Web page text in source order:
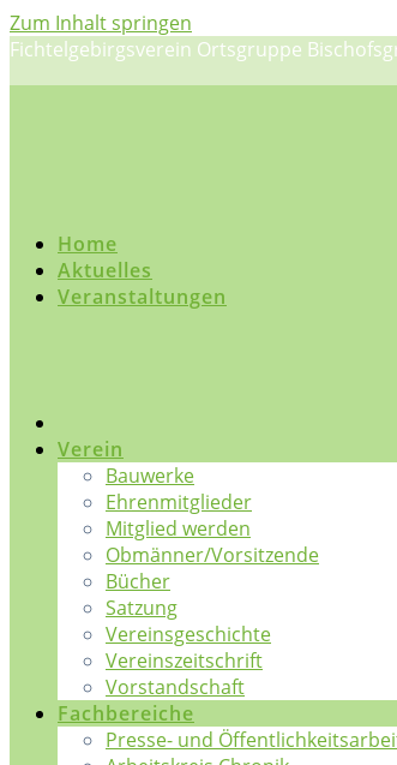
Zum Inhalt springen
Fichtelgebirgsverein Ortsgruppe
Home
Aktuelles
Veranstaltungen
Verein
Bauwerke
Ehrenmitglieder
Mitglied werden
Obmänner/Vorsitzende
Bücher
Satzung
Vereinsgeschichte
Vereinszeitschrift
Vorstandschaft
Fachbereiche
Presse- und